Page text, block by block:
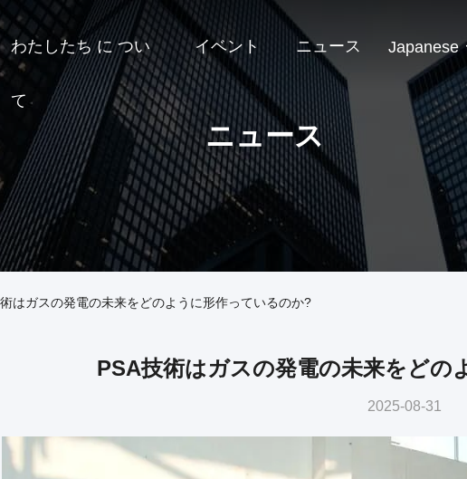
わたしたち に つい
て
イベント ニュース Japanese
ニュース
はガスの発電の未来をどのように形作っているのか?
PSA技術はガスの発電の未来をどの
2025-08-31